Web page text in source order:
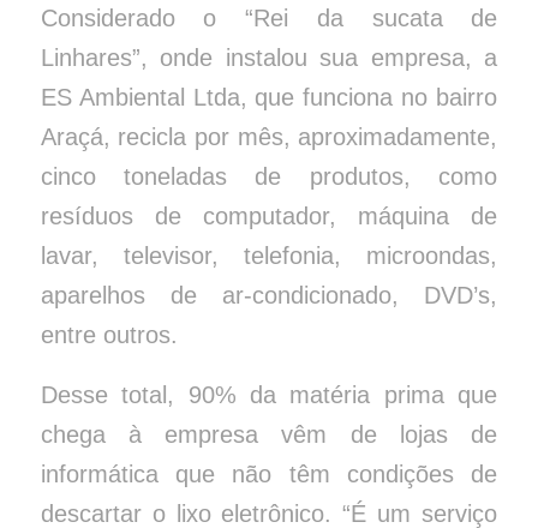
Considerado o “Rei da sucata de
Linhares”, onde instalou sua empresa, a
ES Ambiental Ltda, que funciona no bairro
Araçá, recicla por mês, aproximadamente,
cinco toneladas de produtos, como
resíduos de computador, máquina de
lavar, televisor, telefonia, microondas,
aparelhos de ar-condicionado, DVD’s,
entre outros.
Desse total, 90% da matéria prima que
chega à empresa vêm de lojas de
informática que não têm condições de
descartar o lixo eletrônico. “É um serviço